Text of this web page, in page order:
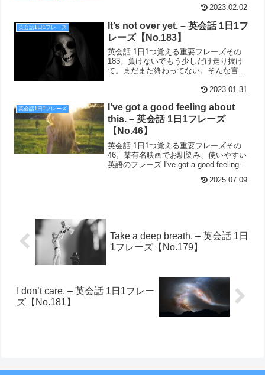
2023.02.02
英会話1日1フレーズ
It’s not over yet. – 英会話 1日1フ
レーズ【No.183】
英会話 1日1つ覚える重要フレーズその
183。負けないでもう少しだけ走り抜け
て。まだまだ終わってない。そんな言葉
2023.01.31
英会話1日1フレーズ
I’ve got a good feeling about
this. – 英会話 1日1フレーズ
【No.46】
英会話 1日1つ覚える重要フレーズその
46。某有名映画でお馴染み、使いやすい
英語のフレーズ I've got a good feeling
2025.07.09
Take a deep breath. – 英会話 1日
1フレーズ【No.179】
I don’t care. – 英会話 1日1フレー
ズ【No.181】